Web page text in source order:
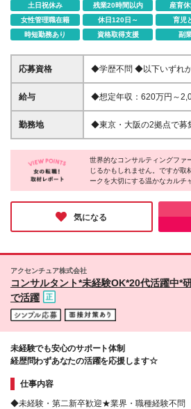
土日祝休み
残業20時間以内 産育
女性管理職在籍
休日120日～ 育児
時短勤務あり
資格取得支援 副
応募資格
◆学歴不問 ◆以下いずれか
ンサルティングファーム
実務経験（要件定義など
画、業務改善、プロジェ
ど 【このような方をお待ちしています！】 ◇社会課
略を描くだけでなく、成
ーバルな環境で多彩な知
アと私生活を両立したい
給与
◆想定年収：620万円～
円〜160万8,400円＋賞与 ※月給には、固定残業代
（12万1,700円〜24万
（期間中の条件に変更はあ
勤務地
◆東京・大阪の2拠点で募
ブリッドワークOK 【東京｜二重橋オフィス】 東京都
千代田区丸の内3-2-3 丸
【大阪オフィス】 大阪
屋橋三井ビルディング ※(変更の範囲)上記を除く当社
関連勤務地
世界的なコンサルティングファ
じるかもしれません。ですが取
ークを大切にする温かなカルチ
携が日常的で、多様な専門性を
ながら課題解決に取り組んでい
に活用できる風土”も魅力。経
したい方におすすめしたい企業
気になる
アクセンチュア株式会社
コンサルタント*未経験OK*20代活躍中*
で活躍
未経験でも安心のサポート体制
経歴問わずあなたの活躍を応援します☆
仕事内容
◆未経験・第二新卒歓迎★業界・職種経験不問